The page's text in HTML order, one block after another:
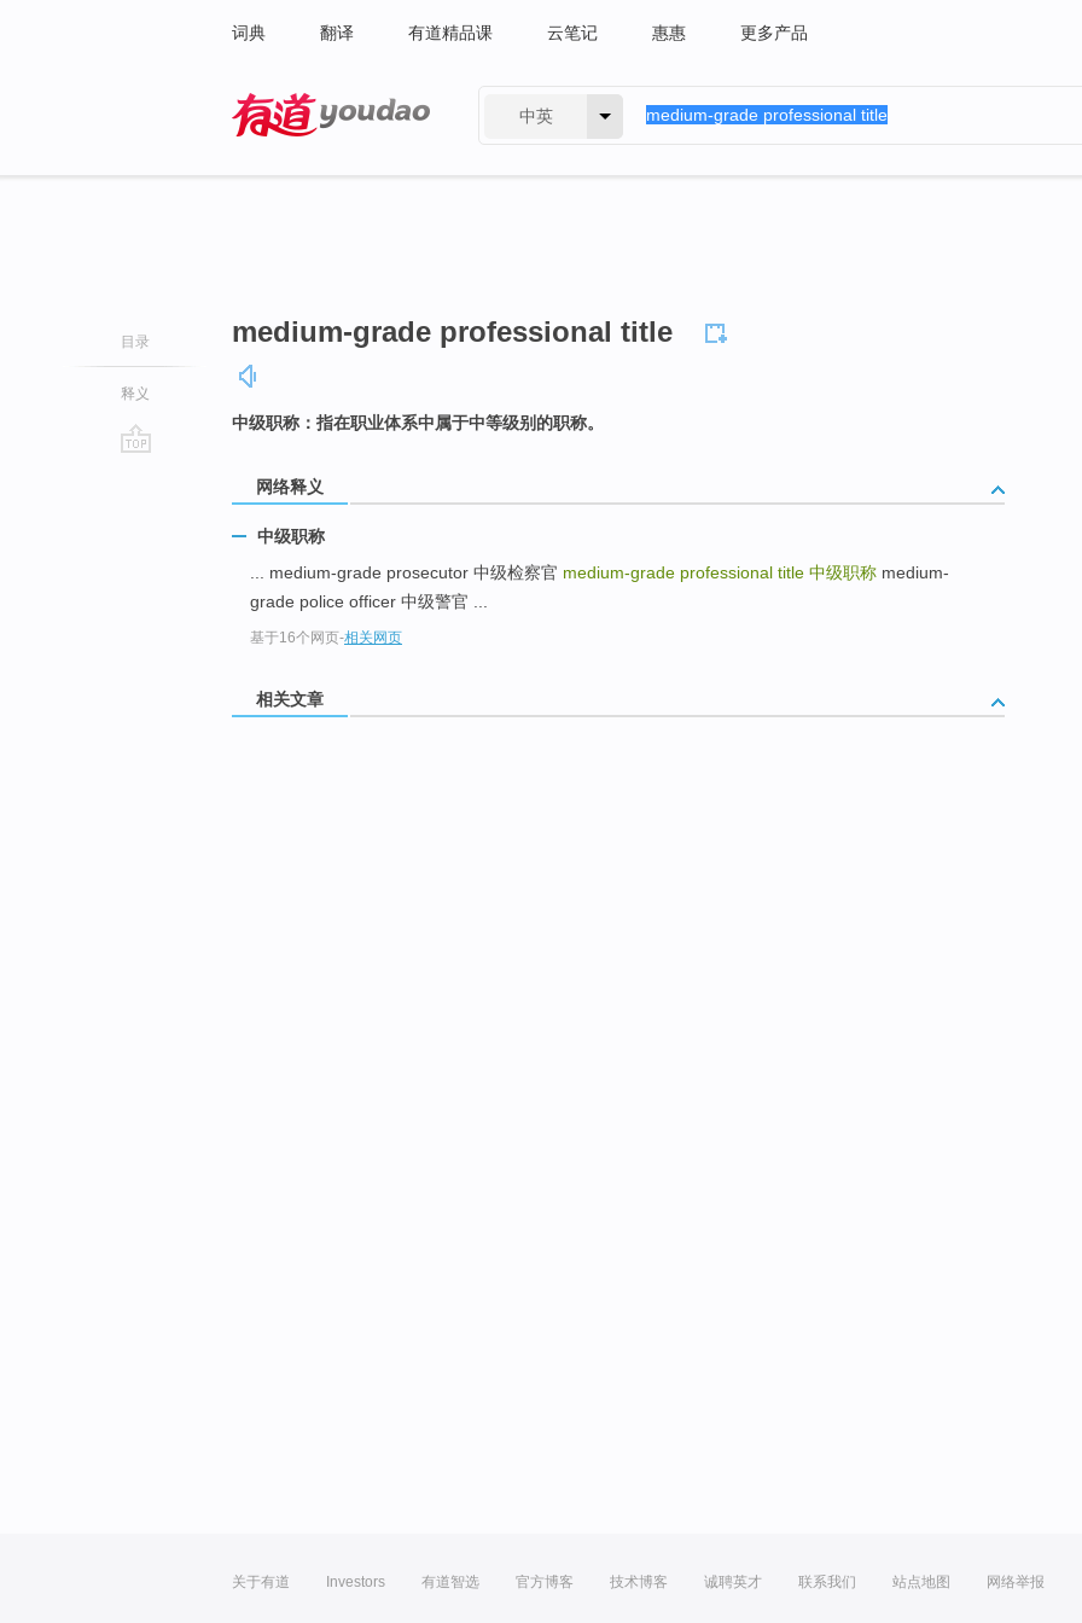
词典 翻译 有道精品课 云笔记 惠惠 更多产品
中英
目录
释义
medium-grade professional title
中级职称：指在职业体系中属于中等级别的职称。
网络释义
中级职称
... medium-grade prosecutor 中级检察官 medium-grade professional title 中级职称 medium-
grade police officer 中级警官 ...
基于16个网页-相关网页
相关文章
关于有道 Investors 有道智选 官方博客 技术博客 诚聘英才 联系我们 站点地图 网络举报